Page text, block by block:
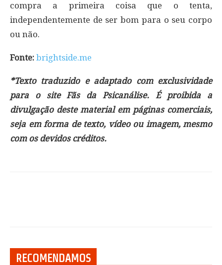
compra a primeira coisa que o tenta,
independentemente de ser bom para o seu corpo
ou não.
Fonte: brightside.me
*Texto traduzido e adaptado com exclusividade
para o site Fãs da Psicanálise. É proibida a
divulgação deste material em páginas comerciais,
seja em forma de texto, vídeo ou imagem, mesmo
com os devidos créditos.
RECOMENDAMOS